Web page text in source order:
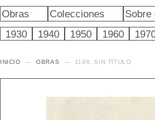
Obras Colecciones
Sobre
1930
1940 1950 1960
INICIO OBRAS 1198. SIN TÍTULO